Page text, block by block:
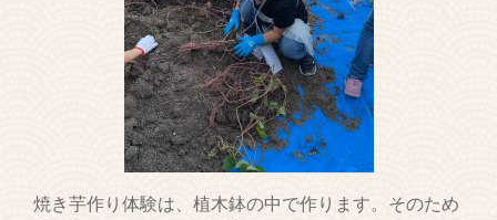
焼き芋作り体験は、植木鉢の中で作ります。そのため